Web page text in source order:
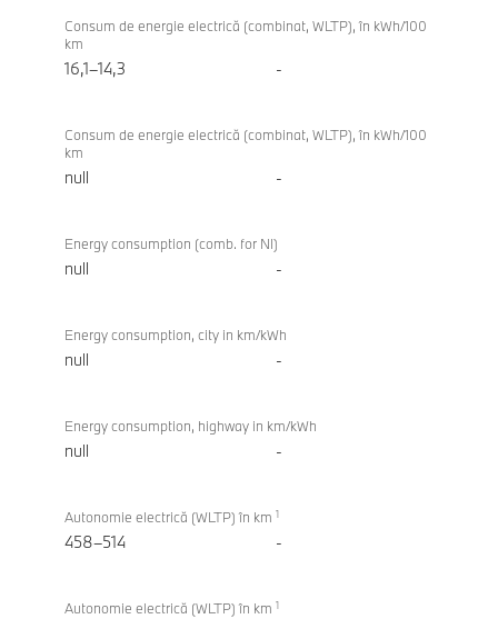
Consum de energie electrică (combinat, WLTP), în kWh/100
km
16,1–14,3 -
Consum de energie electrică (combinat, WLTP), în kWh/100
km
null -
Energy consumption (comb. for NI)
null -
Energy consumption, city in km/kWh
null -
Energy consumption, highway in km/kWh
null -
Autonomie electrică (WLTP) în km 1
458–514 -
Autonomie electrică (WLTP) în km 1